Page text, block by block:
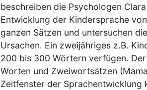
beschreiben die Psychologen
Entwicklung der Kindersprache
ganzen Sätzen und untersuchen
Ursachen. Ein zweijähriges z.B.
200 bis 300 Wörtern verfügen.
Worten und Zweiwortsätzen
Zeitfenster der Sprachentwicklung